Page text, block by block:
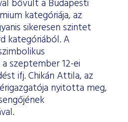
bővült a Budapesti
kategóriája, az
sikeresen szintet
kategóriából. A
szeptember 12-ei
ifj. Chikán Attila, az
nyitotta meg,